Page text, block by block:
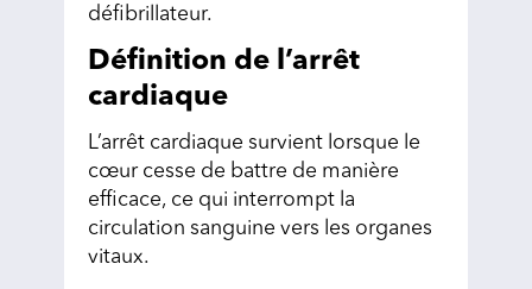
défibrillateur.
Définition de l’arrêt
cardiaque
L’arrêt cardiaque survient lorsque le
cœur cesse de battre de manière
efficace, ce qui interrompt la
circulation sanguine vers les organes
vitaux.